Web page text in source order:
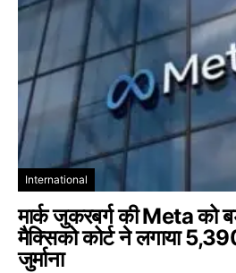
International
मार्क जुकरबर्ग की Meta को
मैक्सिको कोर्ट ने लगाया
जुर्माना